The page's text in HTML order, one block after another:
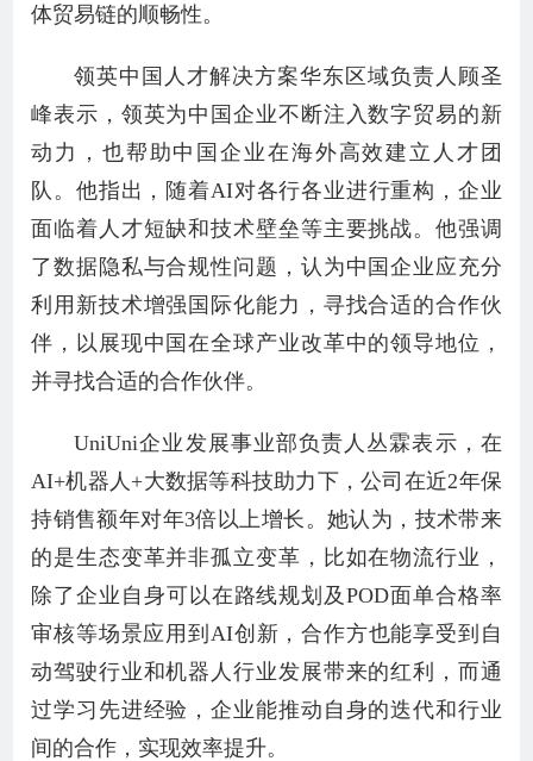
体贸易链的顺畅性。
领英中国人才解决方案华东区域负责人顾圣
峰表示，领英为中国企业不断注入数字贸易的新
动力，也帮助中国企业在海外高效建立人才团
队。他指出，随着AI对各行各业进行重构，企业
面临着人才短缺和技术壁垒等主要挑战。他强调
了数据隐私与合规性问题，认为中国企业应充分
利用新技术增强国际化能力，寻找合适的合作伙
伴，以展现中国在全球产业改革中的领导地位，
并寻找合适的合作伙伴。
UniUni企业发展事业部负责人丛霖表示，在
AI+机器人+大数据等科技助力下，公司在近2年保
持销售额年对年3倍以上增长。她认为，技术带来
的是生态变革并非孤立变革，比如在物流行业，
除了企业自身可以在路线规划及POD面单合格率
审核等场景应用到AI创新，合作方也能享受到自
动驾驶行业和机器人行业发展带来的红利，而通
过学习先进经验，企业能推动自身的迭代和行业
间的合作，实现效率提升。